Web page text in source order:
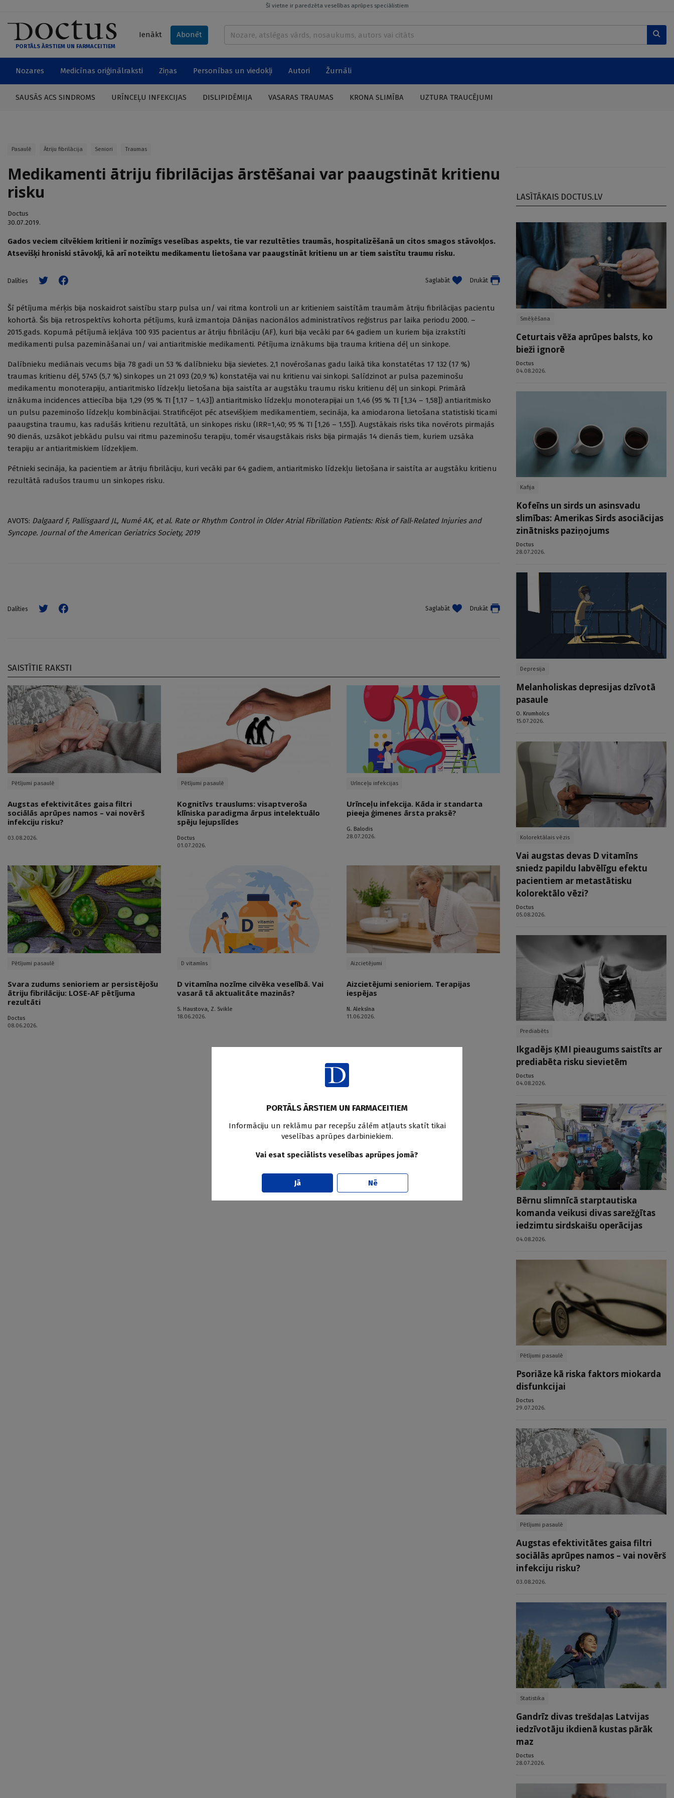
Šī vietne ir paredzēta veselības aprūpes speciālistiem
PORTĀLS ĀRSTIEM UN FARMACEITIEM
Ienākt Abonēt
Nozares Medicīnas oriģinālraksti Ziņas Personības un viedokļi Autori Žurnāli
SAUSĀS ACS SINDROMS URĪNCEĻU INFEKCIJAS DISLIPIDĒMIJA VASARAS TRAUMAS KRONA SLIMĪBA UZTURA TRAUCĒJUMI
Pasaulē Ātriju fibrilācija Seniori Traumas
Medikamenti ātriju fibrilācijas ārstēšanai var paaugstināt kritienu
risku
Doctus
30.07.2019.
Gados veciem cilvēkiem kritieni ir nozīmīgs veselības aspekts, tie var rezultēties traumās, hospitalizēšanā un citos smagos stāvokļos.
Atsevišķi hroniski stāvokļi, kā arī noteiktu medikamentu lietošana var paaugstināt kritienu un ar tiem saistītu traumu risku.
Dalīties Saglabāt Drukāt
Šī pētījuma mērķis bija noskaidrot saistību starp pulsa un/ vai ritma kontroli un ar kritieniem saistītām traumām ātriju fibrilācijas pacientu
kohortā. Šis bija retrospektīvs kohorta pētījums, kurā izmantoja Dānijas nacionālos administratīvos reģistrus par laika periodu 2000. –
2015.gads. Kopumā pētījumā iekļāva 100 935 pacientus ar ātriju fibrilāciju (AF), kuri bija vecāki par 64 gadiem un kuriem bija izrakstīti
medikamenti pulsa pazemināšanai un/ vai antiaritmiskie medikamenti. Pētījuma iznākums bija trauma kritiena dēļ un sinkope.
Dalībnieku mediānais vecums bija 78 gadi un 53 % dalībnieku bija sievietes. 2,1 novērošanas gadu laikā tika konstatētas 17 132 (17 %)
traumas kritienu dēļ, 5745 (5,7 %) sinkopes un 21 093 (20,9 %) konstatēja vai nu kritienu vai sinkopi. Salīdzinot ar pulsa pazeminošu
medikamentu monoterapiju, antiaritmisko līdzekļu lietošana bija saistīta ar augstāku traumu risku kritienu dēļ un sinkopi. Primārā
iznākuma incidences attiecība bija 1,29 (95 % TI [1,17 – 1,43]) antiaritmisko līdzekļu monoterapijai un 1,46 (95 % TI [1,34 – 1,58]) antiaritmisko
un pulsu pazeminošo līdzekļu kombinācijai. Stratificējot pēc atsevišķiem medikamentiem, secināja, ka amiodarona lietošana statistiski ticami
paaugstina traumu, kas radušās kritienu rezultātā, un sinkopes risku (IRR=1,40; 95 % TI [1,26 – 1,55]). Augstākais risks tika novērots pirmajās
90 dienās, uzsākot jebkādu pulsu vai ritmu pazeminošu terapiju, tomēr visaugstākais risks bija pirmajās 14 dienās tiem, kuriem uzsāka
terapiju ar antiaritmiskiem līdzekļiem.
Pētnieki secināja, ka pacientiem ar ātriju fibrilāciju, kuri vecāki par 64 gadiem, antiaritmisko līdzekļu lietošana ir saistīta ar augstāku kritienu
rezultātā radušos traumu un sinkopes risku.
AVOTS: Dalgaard F, Pallisgaard JL, Numé AK, et al. Rate or Rhythm Control in Older Atrial Fibrillation Patients: Risk of Fall‐Related Injuries and
Syncope. Journal of the American Geriatrics Society, 2019
Dalīties Saglabāt Drukāt
SAISTĪTIE RAKSTI
Pētījumi pasaulē
Augstas efektivitātes gaisa filtri
sociālās aprūpes namos – vai novērš
infekciju risku?
03.08.2026.
Pētījumi pasaulē
Kognitīvs trauslums: visaptveroša
klīniska paradigma ārpus intelektuālo
spēju lejupslīdes
Doctus
01.07.2026.
Urīnceļu infekcijas
Urīnceļu infekcija. Kāda ir standarta
pieeja ģimenes ārsta praksē?
G. Balodis
28.07.2026.
Pētījumi pasaulē
Svara zudums senioriem ar persistējošu
ātriju fibrilāciju: LOSE-AF pētījuma
rezultāti
Doctus
08.06.2026.
D vitamīns
D vitamīna nozīme cilvēka veselībā. Vai
vasarā tā aktualitāte mazinās?
S. Haustova, Z. Svikle
18.06.2026.
Aizcietējumi
Aizcietējumi senioriem. Terapijas
iespējas
N. Aleksīna
11.06.2026.
LASĪTĀKAIS DOCTUS.LV
Smēķēšana
Ceturtais vēža aprūpes balsts, ko
bieži ignorē
Doctus
04.08.2026.
Kafija
Kofeīns un sirds un asinsvadu
slimības: Amerikas Sirds asociācijas
zinātnisks paziņojums
Doctus
28.07.2026.
Depresija
Melanholiskas depresijas dzīvotā
pasaule
O. Krumholcs
15.07.2026.
Kolorektālais vēzis
Vai augstas devas D vitamīns
sniedz papildu labvēlīgu efektu
pacientiem ar metastātisku
kolorektālo vēzi?
Doctus
05.08.2026.
Prediabēts
Ikgadējs ĶMI pieaugums saistīts ar
prediabēta risku sievietēm
Doctus
04.08.2026.
Bērnu slimnīcā starptautiska
komanda veikusi divas sarežģītas
iedzimtu sirdskaišu operācijas
04.08.2026.
Pētījumi pasaulē
Psoriāze kā riska faktors miokarda
disfunkcijai
Doctus
29.07.2026.
Pētījumi pasaulē
Augstas efektivitātes gaisa filtri
sociālās aprūpes namos – vai novērš
infekciju risku?
03.08.2026.
Statistika
Gandrīz divas trešdaļas Latvijas
iedzīvotāju ikdienā kustas pārāk
maz
Doctus
28.07.2026.
PORTĀLS ĀRSTIEM UN FARMACEITIEM
Informāciju un reklāmu par recepšu zālēm atļauts skatīt tikai
veselības aprūpes darbiniekiem.
Vai esat speciālists veselības aprūpes jomā?
Jā Nē